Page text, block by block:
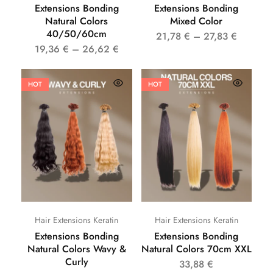
Extensions Bonding
Natural Colors
40/50/60cm
19,36 € – 26,62 €
Extensions Bonding
Mixed Color
21,78 € – 27,83 €
HOT
Hair Extensions Keratin
Extensions Bonding
Natural Colors Wavy &
Curly
HOT
Hair Extensions Keratin
Extensions Bonding
Natural Colors 70cm XXL
33,88€